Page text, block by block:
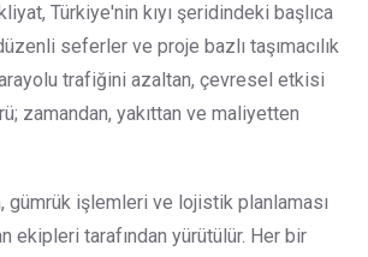
Türkiye'nin kıyı şeridindeki başlıca
seferler ve proje bazlı taşımacılık
trafiğini azaltan, çevresel etkisi
zamandan, yakıttan ve maliyetten
gümrük işlemleri ve lojistik planlaması
ekipleri tarafından yürütülür. Her bir